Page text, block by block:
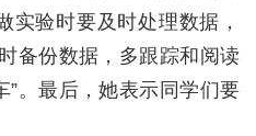
实验时要及时处理数据，
备份数据，多跟踪和阅读
”。最后，她表示同学们要